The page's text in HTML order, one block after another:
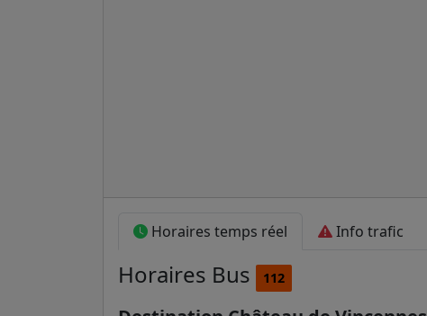
Horaires temps réel Info trafic
Horaires Bus 112